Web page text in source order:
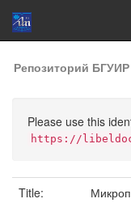
Skip
navigation
Репозиторий БГУИР
Please use this
https://
Title: